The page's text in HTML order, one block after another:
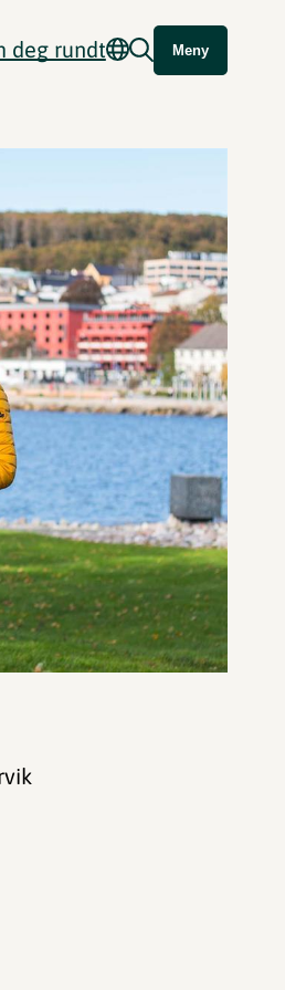
deg rundt Meny